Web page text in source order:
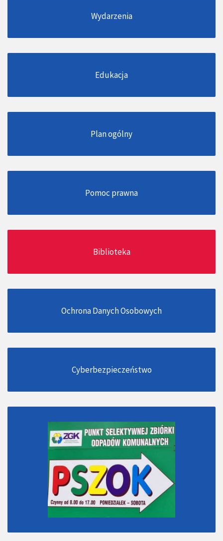
Wydarzenia
Edukacja
Plan ogólny
Pomoc prawna
Biblioteka
Ochrona Danych Osobowych
Cyberbezpieczeństwo